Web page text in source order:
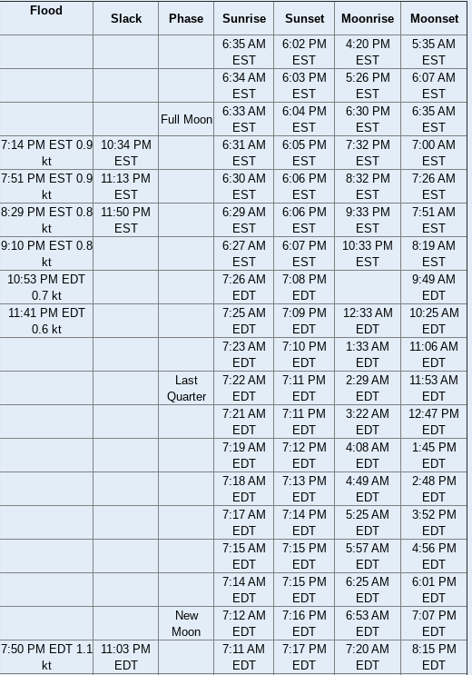
Flood
Slack Phase Sunrise Sunset Moonrise
Moonset
6:35 AM
EST
6:02 PM
EST
4:20 PM
EST
5:35 AM
EST
6:34 AM
EST
6:03 PM
EST
5:26 PM
EST
6:07 AM
EST
Full Moon
6:33 AM
EST
6:04 PM
EST
6:30 PM
EST
6:35 AM
EST
7:14 PM EST 0.9
kt
10:34 PM
EST
6:31 AM
EST
6:05 PM
EST
7:32 PM
EST
7:00 AM
EST
7:51 PM EST 0.9
kt
11:13 PM
EST
6:30 AM
EST
6:06 PM
EST
8:32 PM
EST
7:26 AM
EST
8:29 PM EST 0.8
kt
11:50 PM
EST
6:29 AM
EST
6:06 PM
EST
9:33 PM
EST
7:51 AM
EST
9:10 PM EST 0.8
kt
6:27 AM
EST
6:07 PM
EST
10:33 PM
EST
8:19 AM
EST
10:53 PM EDT
0.7 kt
7:26 AM
EDT
7:08 PM
EDT
9:49 AM
EDT
11:41 PM EDT
0.6 kt
7:25 AM
EDT
7:09 PM
EDT
12:33 AM
EDT
10:25 AM
EDT
7:23 AM
EDT
7:10 PM
EDT
1:33 AM
EDT
11:06 AM
EDT
Last
Quarter
7:22 AM
EDT
7:11 PM
EDT
2:29 AM
EDT
11:53 AM
EDT
7:21 AM
EDT
7:11 PM
EDT
3:22 AM
EDT
12:47 PM
EDT
7:19 AM
EDT
7:12 PM
EDT
4:08 AM
EDT
1:45 PM
EDT
7:18 AM
EDT
7:13 PM
EDT
4:49 AM
EDT
2:48 PM
EDT
7:17 AM
EDT
7:14 PM
EDT
5:25 AM
EDT
3:52 PM
EDT
7:15 AM
EDT
7:15 PM
EDT
5:57 AM
EDT
4:56 PM
EDT
7:14 AM
EDT
7:15 PM
EDT
6:25 AM
EDT
6:01 PM
EDT
New
Moon
7:12 AM
EDT
7:16 PM
EDT
6:53 AM
EDT
7:07 PM
EDT
7:50 PM EDT 1.1
kt
11:03 PM
EDT
7:11 AM
EDT
7:17 PM
EDT
7:20 AM
EDT
8:15 PM
EDT